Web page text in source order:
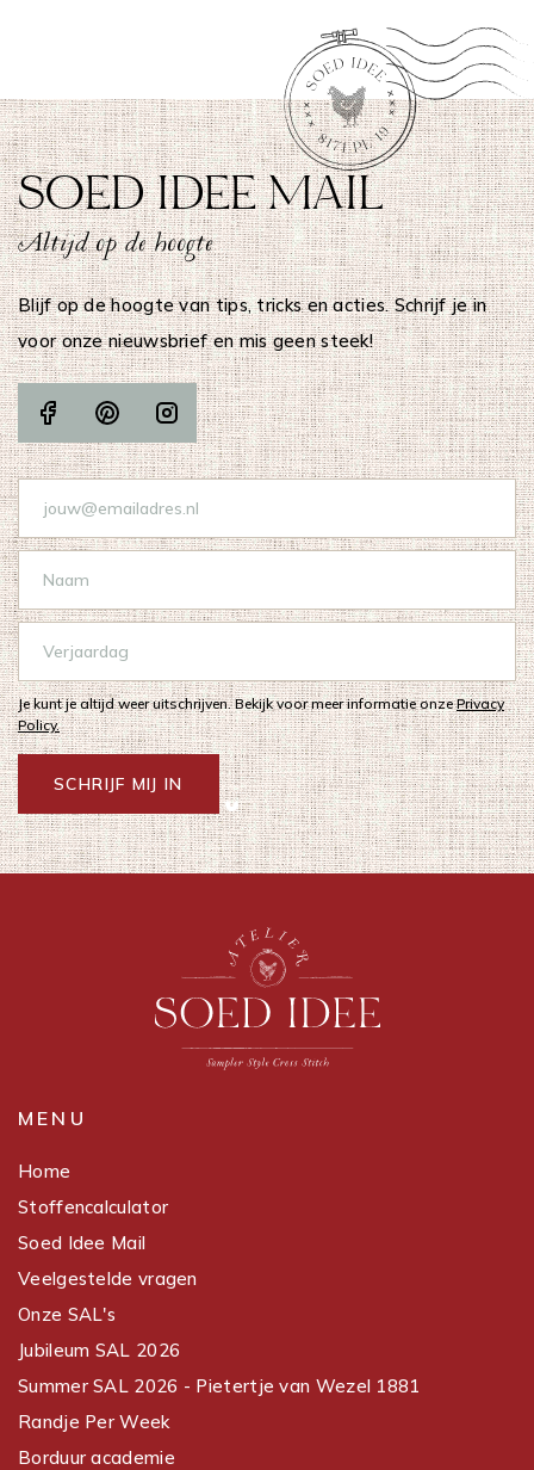
SOED IDEE MAIL
Altijd op de hoogte
Blijf op de hoogte van tips, tricks en acties. Schrijf je in
voor onze nieuwsbrief en mis geen steek!
Je kunt je altijd weer uitschrijven. Bekijk voor meer informatie onzePrivacy
Policy.
SCHRIJF MIJ IN
MENU
Home
Stoffencalculator
Soed Idee Mail
Veelgestelde vragen
Onze SAL's
Jubileum SAL 2026
Summer SAL 2026 - Pietertje van Wezel 1881
Randje Per Week
Borduur academie